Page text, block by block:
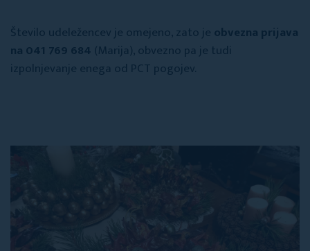
Število udeležencev je omejeno, zato je obvezna prijava
na 041 769 684 (Marija), obvezno pa je tudi
izpolnjevanje enega od PCT pogojev.